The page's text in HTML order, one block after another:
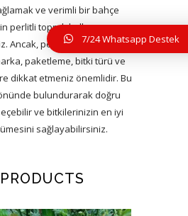
ve verimli bir bahçe
perlitli toprak kullanmayı
Ancak, perlitli toprak satın
paketleme, bitki türü ve
dikkat etmeniz önemlidir. Bu
bulundurarak doğru
ve bitkilerinizin en iyi
sağlayabilirsiniz.
7/24 Whatsapp Destek